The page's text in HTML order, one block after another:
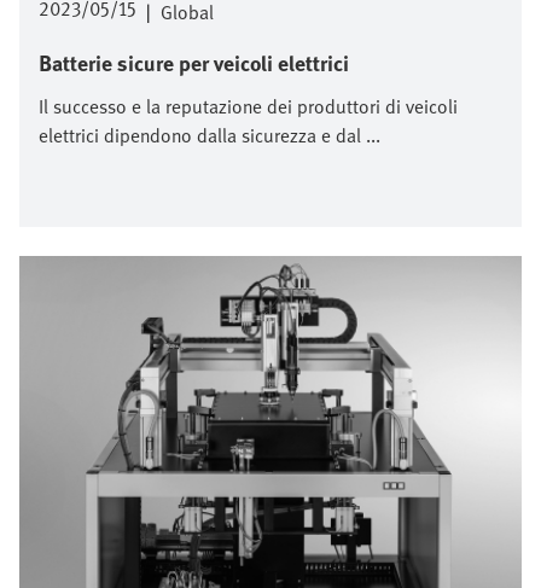
2023/05/15 | Global
Batterie sicure per veicoli elettrici
Il successo e la reputazione dei produttori di veicoli
elettrici dipendono dalla sicurezza e dal ...